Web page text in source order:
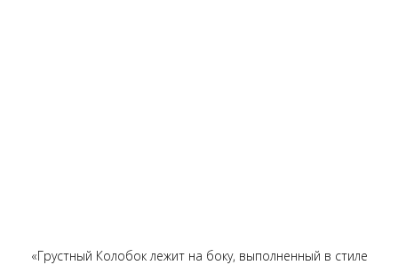
«Грустный Колобок лежит на боку, выполненный в стиле